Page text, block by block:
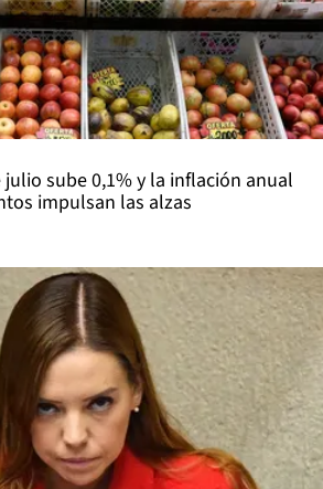
julio sube 0,1% y la inflación anual
impulsan las alzas